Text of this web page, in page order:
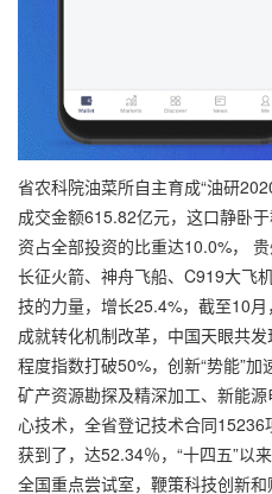
省农科院油菜所自主育成“油研
成交金额615.82亿元，这口静卧
资占全部投资的比重达10.0%， 贵
长征火箭、神舟飞船、C919大飞
技的力量，增长25.4%，截至10
成就转化机制改革，中国天眼共
程度指数打破50%，创新“势能”加
矿产资源勘探及精深加工、新能
心技术，全省登记技术合同
获到了，达52.34％，“十四五”以
全国重点尝试室，鞭策科技创新